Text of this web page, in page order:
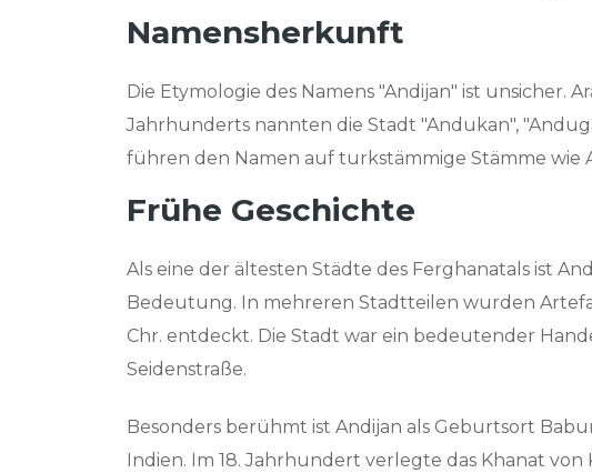
Namensherkunft
Die Etymologie des Namens "Andijan" ist unsicher.
Jahrhunderts nannten die Stadt "Andukan",
führen den Namen auf turkstämmige Stämme wie
Frühe Geschichte
Als eine der ältesten Städte des Ferghanatals ist
Bedeutung. In mehreren Stadtteilen wurden
Chr. entdeckt. Die Stadt war ein bedeutender
Seidenstraße.
Besonders berühmt ist Andijan als Geburtsort
Indien. Im 18. Jahrhundert verlegte das Khanat